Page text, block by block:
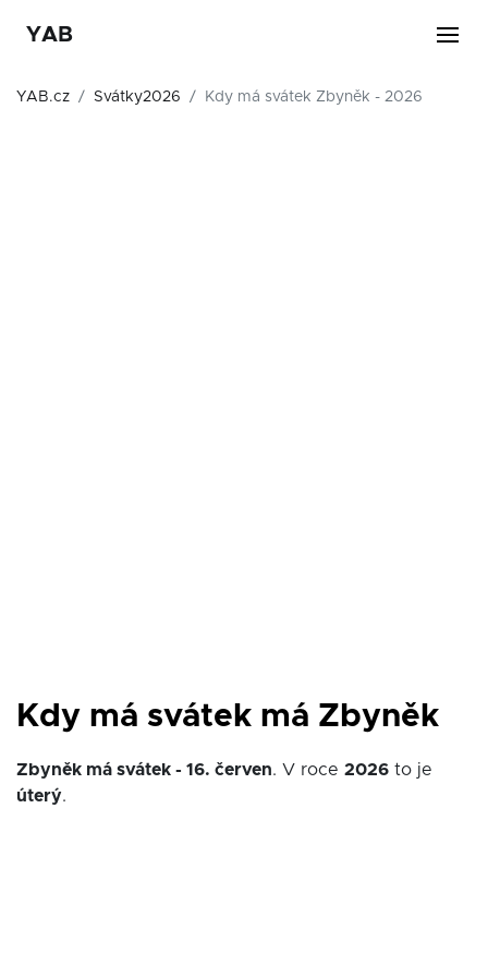
YAB
YAB.cz Svátky2026 Kdy má svátek Zbyněk - 2026
Kdy má svátek má Zbyněk
Zbyněk má svátek - 16. červen. V roce 2026 to je
úterý.